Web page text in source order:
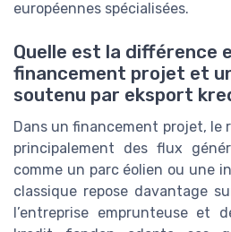
européennes spécialisées.
Quelle est la différence
financement projet et
soutenu par eksport
Dans un financement projet, le
principalement des flux
comme un parc éolien ou une
classique repose davantage
l’entreprise emprunteuse et